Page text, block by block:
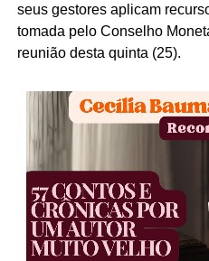
seus gestores aplicam
tomada pelo Conselho
reunião desta quinta (25).